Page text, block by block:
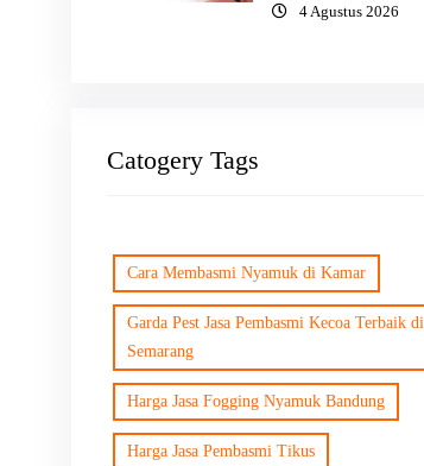
4 Agustus 2026
Catogery Tags
Cara Membasmi Nyamuk di Kamar
Garda Pest Jasa Pembasmi Kecoa Terbaik di
Semarang
Harga Jasa Fogging Nyamuk Bandung
Harga Jasa Pembasmi Tikus